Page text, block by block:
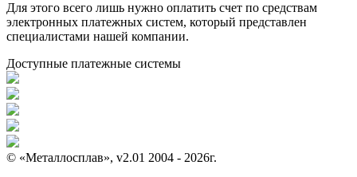
Для этого всего лишь нужно оплатить счет по средствам
электронных платежных систем, который представлен
специалистами нашей компании.
Доступные платежные системы
© «Металлосплав», v2.01 2004 - 2026г.